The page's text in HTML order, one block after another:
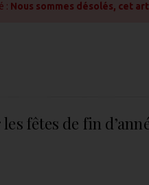
: Nous sommes désolés, cet
fêtes de fin